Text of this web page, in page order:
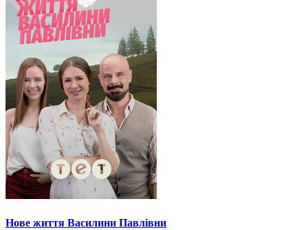
Нове життя Василини Павлівни